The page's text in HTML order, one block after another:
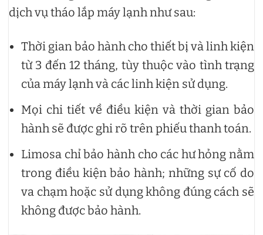
dịch vụ tháo lắp máy lạnh như sau:
Thời gian bảo hành cho thiết bị và linh kiện
từ 3 đến 12 tháng, tùy thuộc vào tình trạng
của máy lạnh và các linh kiện sử dụng.
Mọi chi tiết về điều kiện và thời gian bảo
hành sẽ được ghi rõ trên phiếu thanh toán.
Limosa chỉ bảo hành cho các hư hỏng nằm
trong điều kiện bảo hành; những sự cố do
va chạm hoặc sử dụng không đúng cách sẽ
không được bảo hành.